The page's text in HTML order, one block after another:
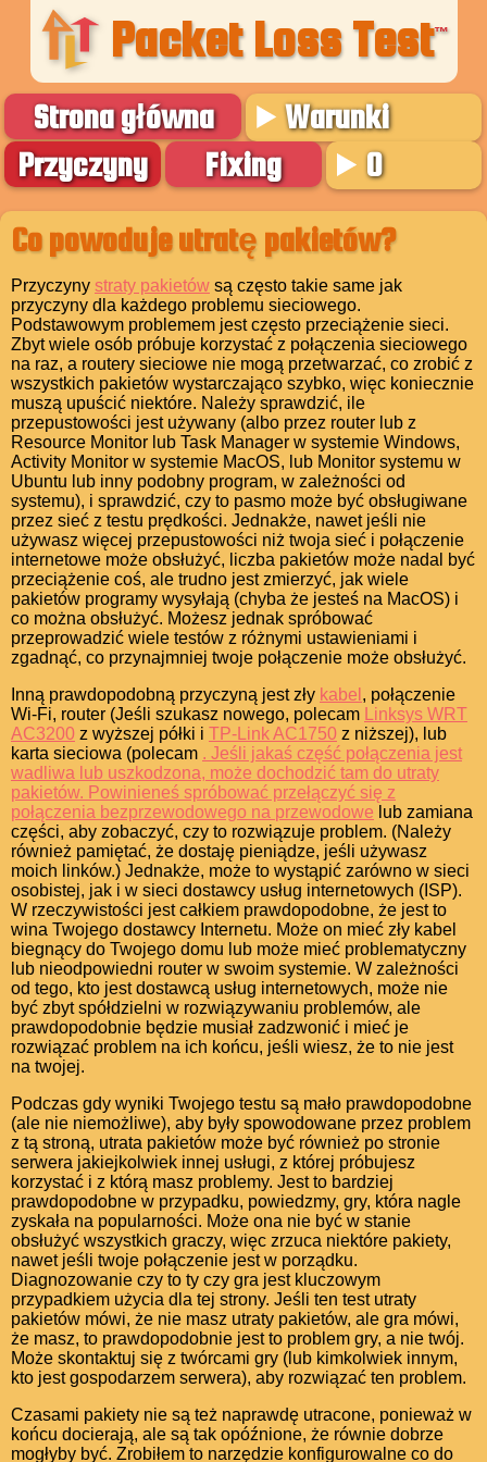
Packet Loss Test™
Strona główna
Warunki
Przyczyny
Fixing O
Co powoduje utratę pakietów?
Przyczyny straty pakietów są często takie same jak
przyczyny dla każdego problemu sieciowego.
Podstawowym problemem jest często przeciążenie sieci.
Zbyt wiele osób próbuje korzystać z połączenia sieciowego
na raz, a routery sieciowe nie mogą przetwarzać, co zrobić z
wszystkich pakietów wystarczająco szybko, więc koniecznie
muszą upuścić niektóre. Należy sprawdzić, ile
przepustowości jest używany (albo przez router lub z
Resource Monitor lub Task Manager w systemie Windows,
Activity Monitor w systemie MacOS, lub Monitor systemu w
Ubuntu lub inny podobny program, w zależności od
systemu), i sprawdzić, czy to pasmo może być obsługiwane
przez sieć z testu prędkości. Jednakże, nawet jeśli nie
używasz więcej przepustowości niż twoja sieć i połączenie
internetowe może obsłużyć, liczba pakietów może nadal być
przeciążenie coś, ale trudno jest zmierzyć, jak wiele
pakietów programy wysyłają (chyba że jesteś na MacOS) i
co można obsłużyć. Możesz jednak spróbować
przeprowadzić wiele testów z różnymi ustawieniami i
zgadnąć, co przynajmniej twoje połączenie może obsłużyć.
Inną prawdopodobną przyczyną jest zły kabel , połączenie
Wi-Fi, router (Jeśli szukasz nowego, polecam
Linksys WRT
AC3200 z wyższej półki i TP-Link AC1750 z niższej), lub
karta sieciowa (polecam . Jeśli jakaś część połączenia jest
wadliwa lub uszkodzona, może dochodzić tam do utraty
pakietów. Powinieneś spróbować przełączyć się z
połączenia bezprzewodowego na przewodowe lub zamiana
części, aby zobaczyć, czy to rozwiązuje problem. (Należy
również pamiętać, że dostaję pieniądze, jeśli używasz
moich linków.) Jednakże, może to wystąpić zarówno w sieci
osobistej, jak i w sieci dostawcy usług internetowych (ISP).
W rzeczywistości jest całkiem prawdopodobne, że jest to
wina Twojego dostawcy Internetu. Może on mieć zły kabel
biegnący do Twojego domu lub może mieć problematyczny
lub nieodpowiedni router w swoim systemie. W zależności
od tego, kto jest dostawcą usług internetowych, może nie
być zbyt spółdzielni w rozwiązywaniu problemów, ale
prawdopodobnie będzie musiał zadzwonić i mieć je
rozwiązać problem na ich końcu, jeśli wiesz, że to nie jest
na twojej.
Podczas gdy wyniki Twojego testu są mało prawdopodobne
(ale nie niemożliwe), aby były spowodowane przez problem
z tą stroną, utrata pakietów może być również po stronie
serwera jakiejkolwiek innej usługi, z której próbujesz
korzystać i z którą masz problemy. Jest to bardziej
prawdopodobne w przypadku, powiedzmy, gry, która nagle
zyskała na popularności. Może ona nie być w stanie
obsłużyć wszystkich graczy, więc zrzuca niektóre pakiety,
nawet jeśli twoje połączenie jest w porządku.
Diagnozowanie czy to ty czy gra jest kluczowym
przypadkiem użycia dla tej strony. Jeśli ten test utraty
pakietów mówi, że nie masz utraty pakietów, ale gra mówi,
że masz, to prawdopodobnie jest to problem gry, a nie twój.
Może skontaktuj się z twórcami gry (lub kimkolwiek innym,
kto jest gospodarzem serwera), aby rozwiązać ten problem.
Czasami pakiety nie są też naprawdę utracone, ponieważ w
końcu docierają, ale są tak opóźnione, że równie dobrze
mogłyby być. Zrobiłem to narzędzie konfigurowalne co do